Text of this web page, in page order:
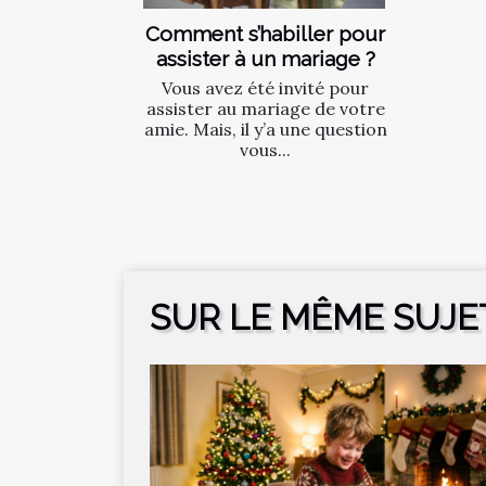
Comment s’habiller pour
assister à un mariage ?
Vous avez été invité pour
assister au mariage de votre
amie. Mais, il y’a une question
vous...
SUR LE MÊME